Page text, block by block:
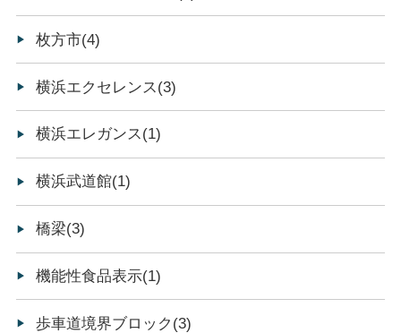
枚方市(4)
横浜エクセレンス(3)
横浜エレガンス(1)
横浜武道館(1)
橋梁(3)
機能性食品表示(1)
歩車道境界ブロック(3)